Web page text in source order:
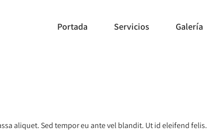
Portada Servicios Galería
aliquet. Sed tempor eu ante vel blandit. Ut id eleifend felis.